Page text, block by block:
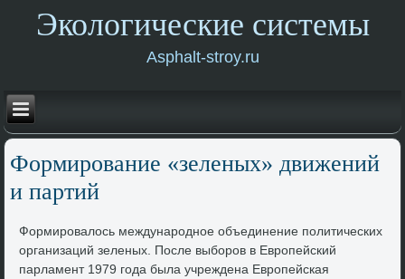
Экологические системы
Asphalt-stroy.ru
Формирование «зеленых» движений
и партий
Формировалοсь международное объединение политических
организаций зеленых. После выборов в Европейский
парламент 1979 года была учреждена Европейская